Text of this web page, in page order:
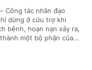
Công tác nhân đạo
dừng ở cứu trợ khi
bệnh, hoạn nạn xảy ra,
một bộ phận của...